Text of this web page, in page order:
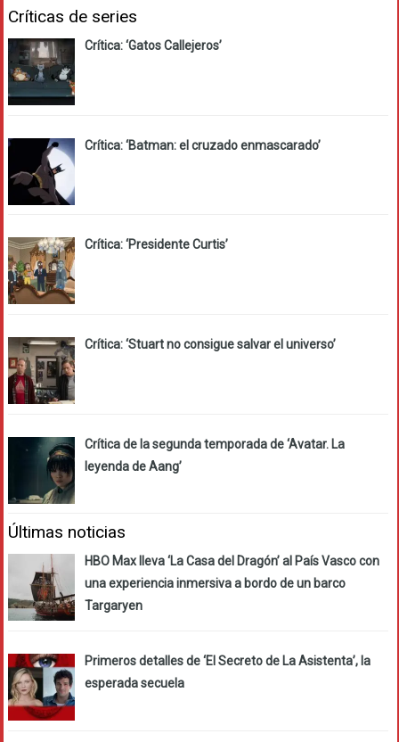
Críticas de series
Crítica: ‘Gatos Callejeros’
Crítica: ‘Batman: el cruzado enmascarado’
Crítica: ‘Presidente Curtis’
Crítica: ‘Stuart no consigue salvar el universo’
Crítica de la segunda temporada de ‘Avatar. La
leyenda de Aang’
Últimas noticias
HBO Max lleva ‘La Casa del Dragón’ al País Vasco con
una experiencia inmersiva a bordo de un barco
Targaryen
Primeros detalles de ‘El Secreto de La Asistenta’, la
esperada secuela